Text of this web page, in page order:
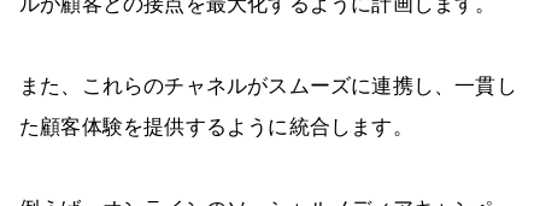
また、これらのチャネルがスムーズに連携し、一貫し
た顧客体験を提供するように統合します。